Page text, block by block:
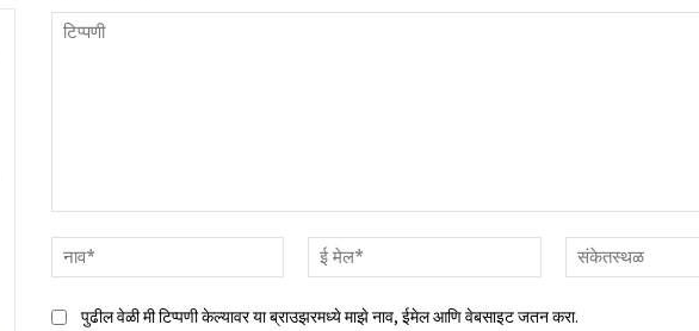
मेल*
पुढील वेळी मी टिप्पणी केल्यावर या ब्राउझरमध्ये माझे नाव, ईमेल आणि वेबसाइट जतन करा.